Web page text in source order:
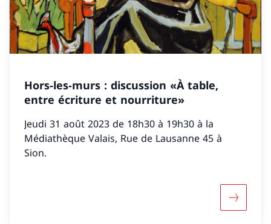
Hors-les-murs : discussion «À table,
entre écriture et nourriture»
Jeudi 31 août 2023 de 18h30 à 19h30 à la
Médiathèque Valais, Rue de Lausanne 45 à
Sion.